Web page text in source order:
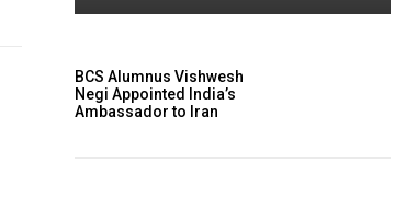
BCS Alumnus Vishwesh
Negi Appointed India’s
Ambassador to Iran